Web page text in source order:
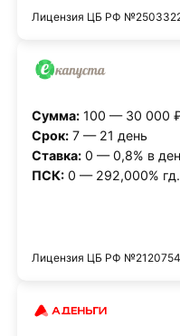
Лицензия ЦБ РФ
Сумма:100 — 30 000
Срок:7 — 21 день
Ставка:0 — 0,8% в
ПСК:0 — 292,000% гд.
Лицензия ЦБ РФ